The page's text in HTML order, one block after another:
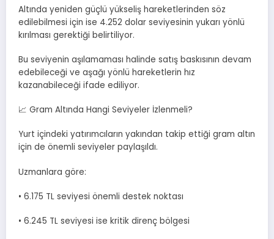
Altında yeniden güçlü yükseliş hareketlerinden söz
edilebilmesi için ise 4.252 dolar seviyesinin yukarı yönlü
kırılması gerektiği belirtiliyor.
Bu seviyenin aşılamaması halinde satış baskısının devam
edebileceği ve aşağı yönlü hareketlerin hız
kazanabileceği ifade ediliyor.
📈 Gram Altında Hangi Seviyeler İzlenmeli?
Yurt içindeki yatırımcıların yakından takip ettiği gram altın
için de önemli seviyeler paylaşıldı.
Uzmanlara göre:
• 6.175 TL seviyesi önemli destek noktası
• 6.245 TL seviyesi ise kritik direnç bölgesi